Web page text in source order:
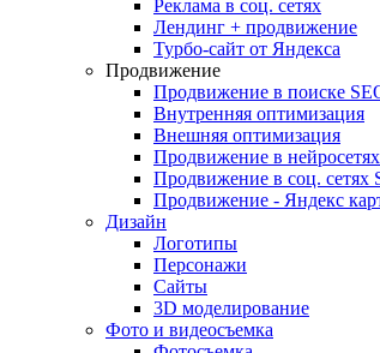
Реклама в соц. сетях
Лендинг + продвижение
Турбо-сайт от Яндекса
Продвижение
Продвижение в поиске
Внутренняя оптимизация
Внешняя оптимизация
Продвижение в
Продвижение в соц. сетях
Продвижение - Яндекс
Дизайн
Логотипы
Персонажи
Сайты
3D моделирование
Фото и видеосъемка